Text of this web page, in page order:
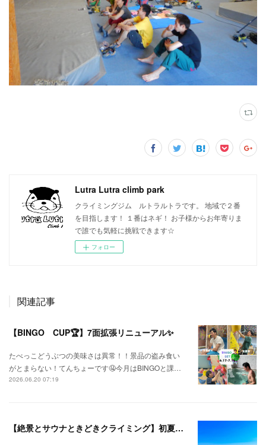
Lutra Lutra climb park
クライミングジム ルトラルトラです。 地域で２番
を目指します！ １番はネギ！ お子様からお年寄りま
で誰でも気軽に挑戦できます☆
フォロー
関連記事
【BINGO CUP🏆】7面拡張リニューアル✨
たべっこどうぶつの美味さは異常！！景品の盗み食い
がとまらない！てんちょーです🤤今月はBINGOと課…
2026.06.20 07:19
【絶景とサウナときどきクライミング】初夏の信州ひとり旅⛅